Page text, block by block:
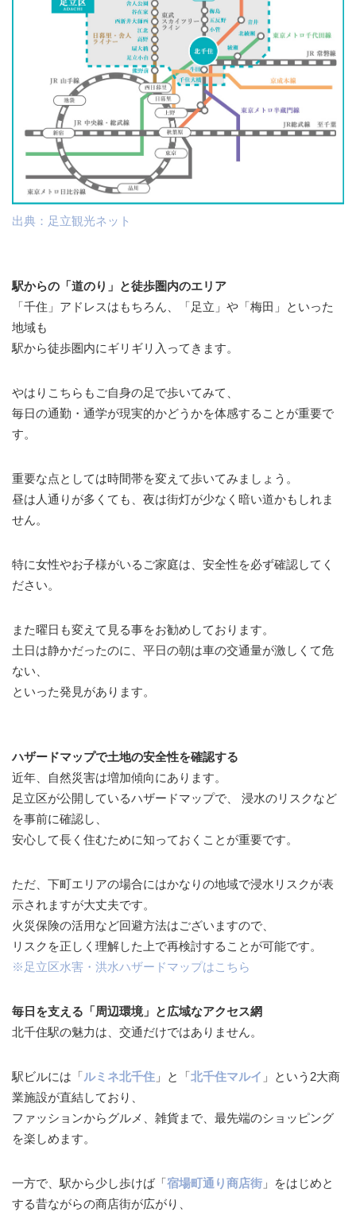
出典：足立観光ネット
駅からの「道のり」と徒歩圏内のエリア
「千住」アドレスはもちろん、「足立」や「梅田」といった
地域も
駅から徒歩圏内にギリギリ入ってきます。
やはりこちらもご自身の足で歩いてみて、
毎日の通勤・通学が現実的かどうかを体感することが重要で
す。
重要な点としては時間帯を変えて歩いてみましょう。
昼は人通りが多くても、夜は街灯が少なく暗い道かもしれま
せん。
特に女性やお子様がいるご家庭は、安全性を必ず確認してく
ださい。
また曜日も変えて見る事をお勧めしております。
土日は静かだったのに、平日の朝は車の交通量が激しくて危
ない、
といった発見があります。
ハザードマップで土地の安全性を確認する
近年、自然災害は増加傾向にあります。
足立区が公開しているハザードマップで、 浸水のリスクなど
を事前に確認し、
安心して長く住むために知っておくことが重要です。
ただ、下町エリアの場合にはかなりの地域で浸水リスクが表
示されますが大丈夫です。
火災保険の活用など回避方法はございますので、
リスクを正しく理解した上で再検討することが可能です。
※足立区水害・洪水ハザードマップはこちら
毎日を支える「周辺環境」と広域なアクセス網
北千住駅の魅力は、交通だけではありません。
駅ビルには「ルミネ北千住 」と「北千住マルイ 」という2大商
業施設が直結しており、
ファッションからグルメ、雑貨まで、最先端のショッピング
を楽しめます。
一方で、駅から少し歩けば「宿場町通り商店街 」をはじめと
する昔ながらの商店街が広がり、